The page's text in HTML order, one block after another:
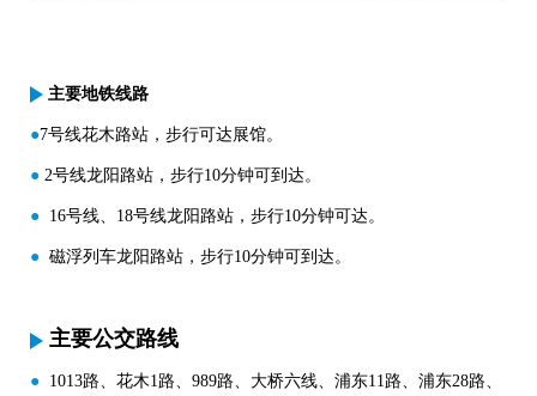
主要地铁线路
●7号线花木路站，步行可达展馆。
● 2号线龙阳路站，步行10分钟可到达。
● 16号线、18号线龙阳路站，步行10分钟可达。
● 磁浮列车龙阳路站，步行10分钟可到达。
主要公交路线
● 1013路、花木1路、989路、大桥六线、浦东11路、浦东28路、